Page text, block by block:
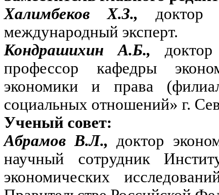
Халимбеков Х.З., доктор
международный эксперт.
Кондрашихин А.Б.,
профессор кафедры
экономики и права
социальных отношений» г.
Ученый совет:
Абрамов В.Л.,доктор
научный сотрудник
экономических